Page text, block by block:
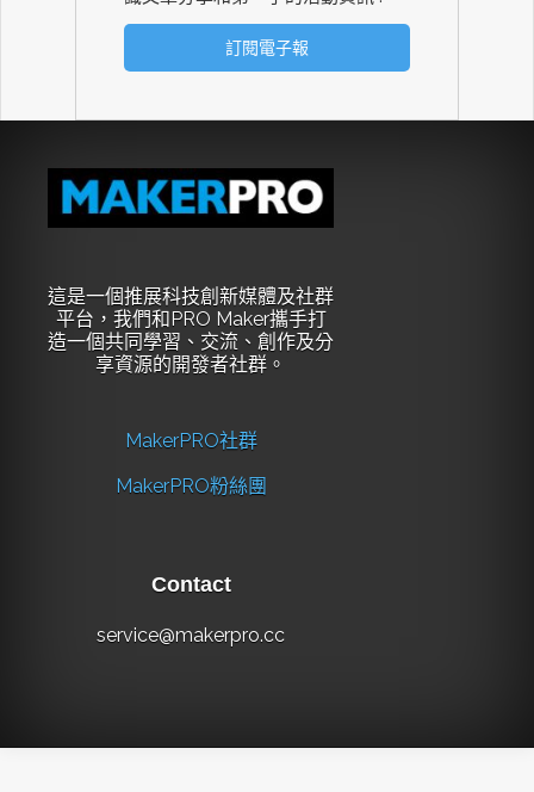
這是一個推展科技創新媒體及社群
平台，我們和PRO Maker攜手打
造一個共同學習、交流、創作及分
享資源的開發者社群。
MakerPRO社群
MakerPRO粉絲團
Contact
service@makerpro.cc